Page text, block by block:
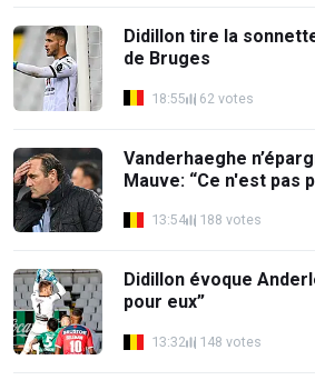
Didillon tire la
de Bruges
18:55 62 votes
Vanderhaeghe
Mauve: “Ce n'est pas
13:54 188 votes
Didillon évoque
pour eux”
13:32 148 votes